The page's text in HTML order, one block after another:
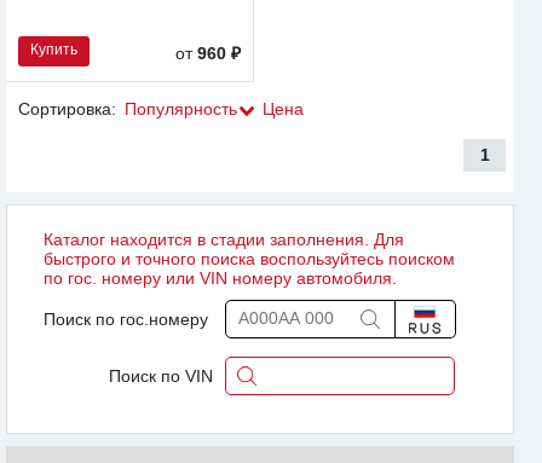
Купить от960 ₽
Сортировка: Популярность Цена
1
Каталог находится в стадии заполнения. Для
быстрого и точного поиска воспользуйтесь поиском
по гос. номеру или VIN номеру автомобиля.
Поиск по гос.номеру
Поиск по VIN